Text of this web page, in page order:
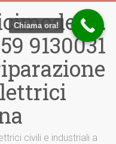
9130031
civili e industriali a
Chiama ora!